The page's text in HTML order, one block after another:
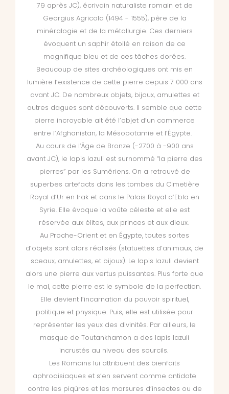
79 après JC), écrivain naturaliste romain et de
Georgius Agricola (1494 - 1555), père de la
minéralogie et de la métallurgie. Ces derniers
évoquent un saphir étoilé en raison de ce
magnifique bleu et de ces tâches dorées.
Beaucoup de sites archéologiques ont mis en
lumière l’existence de cette pierre depuis 7 000 ans
avant JC. De nombreux objets, bijoux, amulettes et
autres dagues sont découverts. Il semble que cette
pierre incroyable ait été l’objet d’un commerce
entre l’Afghanistan, la Mésopotamie et l’Égypte.
Au cours de l’Âge de Bronze (-2700 à -900 ans
avant JC), le lapis lazuli est surnommé “la pierre des
pierres” par les Sumériens. On a retrouvé de
superbes artefacts dans les tombes du Cimetière
Royal d’Ur en Irak et dans le Palais Royal d’Ebla en
Syrie. Elle évoque la voûte céleste et elle est
réservée aux élites, aux princes et aux dieux.
Au Proche-Orient et en Égypte, toutes sortes
d’objets sont alors réalisés (statuettes d’animaux, de
sceaux, amulettes, et bijoux). Le lapis lazuli devient
alors une pierre aux vertus puissantes. Plus forte que
le mal, cette pierre est le symbole de la perfection.
Elle devient l’incarnation du pouvoir spirituel,
politique et physique. Puis, elle est utilisée pour
représenter les yeux des divinités. Par ailleurs, le
masque de Toutankhamon a des lapis lazuli
incrustés au niveau des sourcils.
Les Romains lui attribuent des bienfaits
aphrodisiaques et s’en servent comme antidote
contre les piqûres et les morsures d’insectes ou de